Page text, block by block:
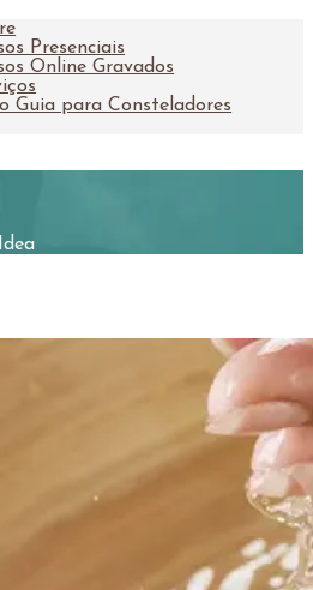
Presenciais
Online Gravados
Guia para Consteladores
Idea